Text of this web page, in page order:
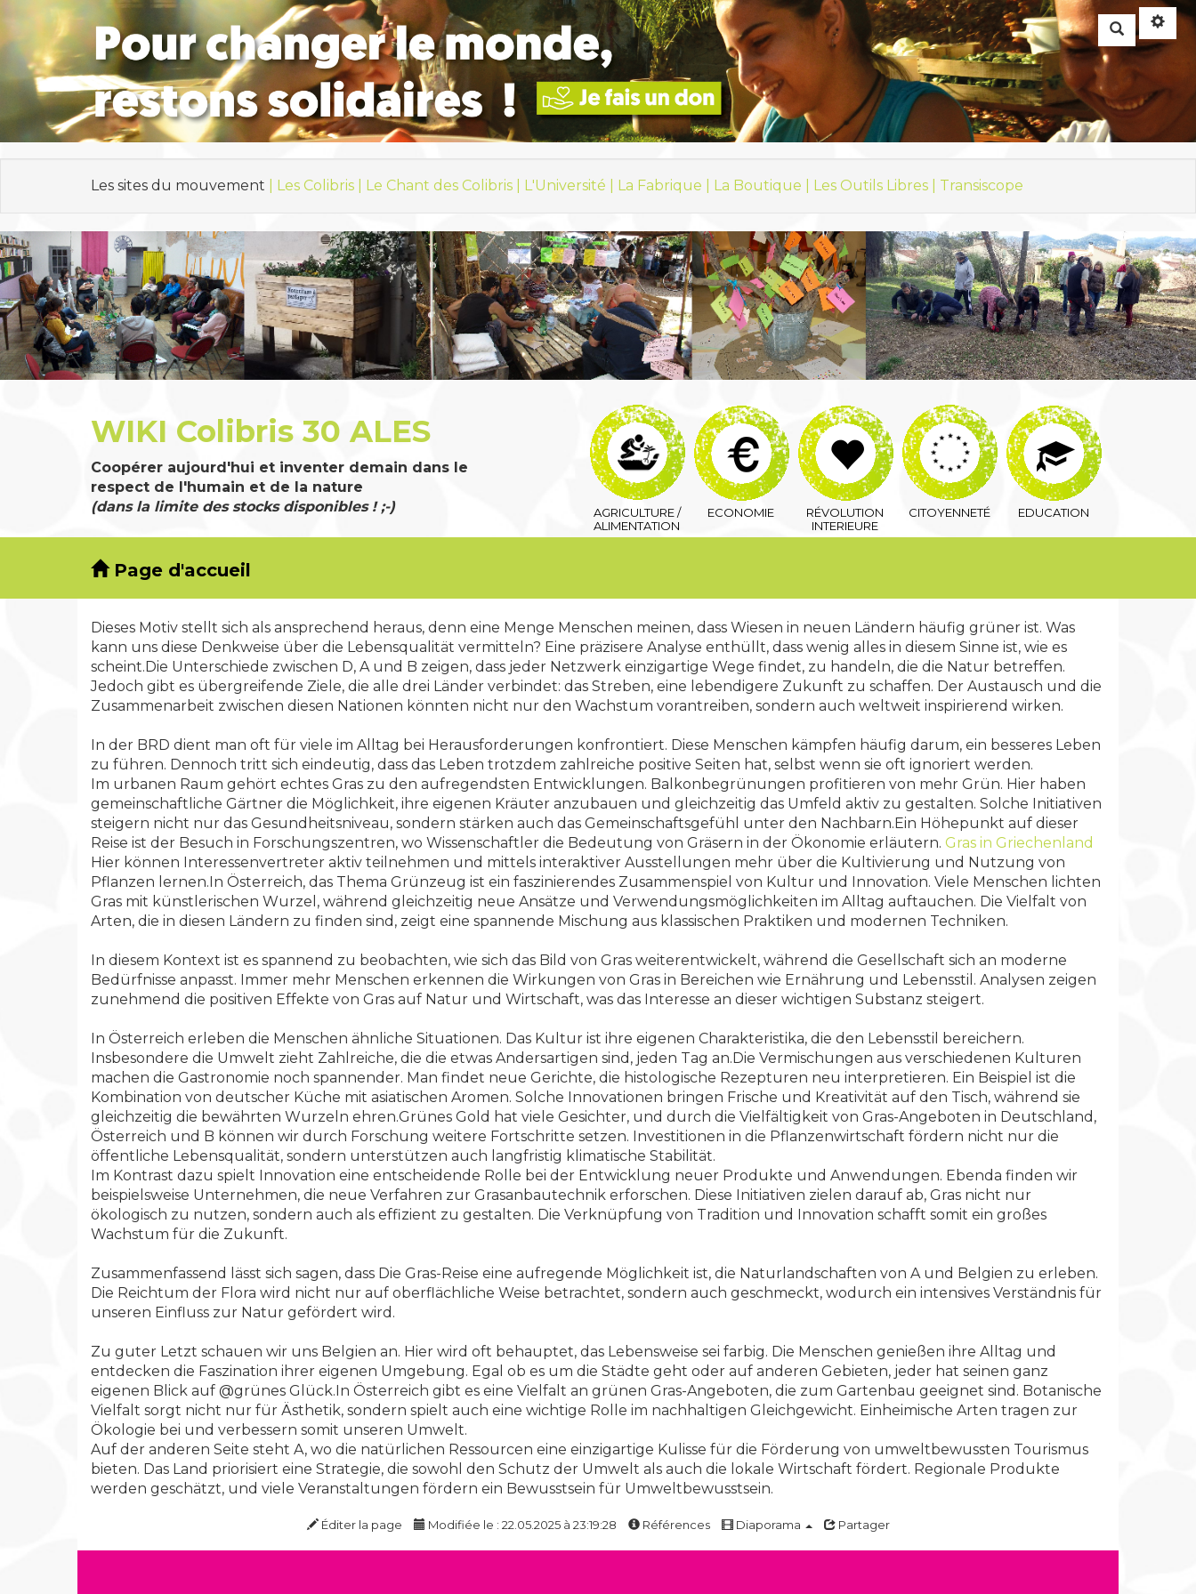
Rechercher
Les sites du mouvement | Les Colibris | Le Chant des Colibris | L'Université | La Fabrique | La Boutique | Les Outils Libres | Transiscope
WIKI Colibris 30 ALES
Coopérer aujourd'hui et inventer demain dans le
respect de l'humain et de la nature
(dans la limite des stocks disponibles ! ;-)
Page d'accueil
AGRICULTURE /
ALIMENTATION
ECONOMIE
RÉVOLUTION
INTERIEURE
CITOYENNETÉ EDUCATION
Dieses Motiv stellt sich als ansprechend heraus, denn eine Menge Menschen meinen, dass Wiesen in neuen Ländern häufig grüner ist. Was
kann uns diese Denkweise über die Lebensqualität vermitteln? Eine präzisere Analyse enthüllt, dass wenig alles in diesem Sinne ist, wie es
scheint.Die Unterschiede zwischen D, A und B zeigen, dass jeder Netzwerk einzigartige Wege findet, zu handeln, die die Natur betreffen.
Jedoch gibt es übergreifende Ziele, die alle drei Länder verbindet: das Streben, eine lebendigere Zukunft zu schaffen. Der Austausch und die
Zusammenarbeit zwischen diesen Nationen könnten nicht nur den Wachstum vorantreiben, sondern auch weltweit inspirierend wirken.
In der BRD dient man oft für viele im Alltag bei Herausforderungen konfrontiert. Diese Menschen kämpfen häufig darum, ein besseres Leben
zu führen. Dennoch tritt sich eindeutig, dass das Leben trotzdem zahlreiche positive Seiten hat, selbst wenn sie oft ignoriert werden.
Im urbanen Raum gehört echtes Gras zu den aufregendsten Entwicklungen. Balkonbegrünungen profitieren von mehr Grün. Hier haben
gemeinschaftliche Gärtner die Möglichkeit, ihre eigenen Kräuter anzubauen und gleichzeitig das Umfeld aktiv zu gestalten. Solche Initiativen
steigern nicht nur das Gesundheitsniveau, sondern stärken auch das Gemeinschaftsgefühl unter den Nachbarn.Ein Höhepunkt auf dieser
Reise ist der Besuch in Forschungszentren, wo Wissenschaftler die Bedeutung von Gräsern in der Ökonomie erläutern. Gras in Griechenland
Hier können Interessenvertreter aktiv teilnehmen und mittels interaktiver Ausstellungen mehr über die Kultivierung und Nutzung von
Pflanzen lernen.In Österreich, das Thema Grünzeug ist ein faszinierendes Zusammenspiel von Kultur und Innovation. Viele Menschen lichten
Gras mit künstlerischen Wurzel, während gleichzeitig neue Ansätze und Verwendungsmöglichkeiten im Alltag auftauchen. Die Vielfalt von
Arten, die in diesen Ländern zu finden sind, zeigt eine spannende Mischung aus klassischen Praktiken und modernen Techniken.
In diesem Kontext ist es spannend zu beobachten, wie sich das Bild von Gras weiterentwickelt, während die Gesellschaft sich an moderne
Bedürfnisse anpasst. Immer mehr Menschen erkennen die Wirkungen von Gras in Bereichen wie Ernährung und Lebensstil. Analysen zeigen
zunehmend die positiven Effekte von Gras auf Natur und Wirtschaft, was das Interesse an dieser wichtigen Substanz steigert.
In Österreich erleben die Menschen ähnliche Situationen. Das Kultur ist ihre eigenen Charakteristika, die den Lebensstil bereichern.
Insbesondere die Umwelt zieht Zahlreiche, die die etwas Andersartigen sind, jeden Tag an.Die Vermischungen aus verschiedenen Kulturen
machen die Gastronomie noch spannender. Man findet neue Gerichte, die histologische Rezepturen neu interpretieren. Ein Beispiel ist die
Kombination von deutscher Küche mit asiatischen Aromen. Solche Innovationen bringen Frische und Kreativität auf den Tisch, während sie
gleichzeitig die bewährten Wurzeln ehren.Grünes Gold hat viele Gesichter, und durch die Vielfältigkeit von Gras-Angeboten in Deutschland,
Österreich und B können wir durch Forschung weitere Fortschritte setzen. Investitionen in die Pflanzenwirtschaft fördern nicht nur die
öffentliche Lebensqualität, sondern unterstützen auch langfristig klimatische Stabilität.
Im Kontrast dazu spielt Innovation eine entscheidende Rolle bei der Entwicklung neuer Produkte und Anwendungen. Ebenda finden wir
beispielsweise Unternehmen, die neue Verfahren zur Grasanbautechnik erforschen. Diese Initiativen zielen darauf ab, Gras nicht nur
ökologisch zu nutzen, sondern auch als effizient zu gestalten. Die Verknüpfung von Tradition und Innovation schafft somit ein großes
Wachstum für die Zukunft.
Zusammenfassend lässt sich sagen, dass Die Gras-Reise eine aufregende Möglichkeit ist, die Naturlandschaften von A und Belgien zu erleben.
Die Reichtum der Flora wird nicht nur auf oberflächliche Weise betrachtet, sondern auch geschmeckt, wodurch ein intensives Verständnis für
unseren Einfluss zur Natur gefördert wird.
Zu guter Letzt schauen wir uns Belgien an. Hier wird oft behauptet, das Lebensweise sei farbig. Die Menschen genießen ihre Alltag und
entdecken die Faszination ihrer eigenen Umgebung. Egal ob es um die Städte geht oder auf anderen Gebieten, jeder hat seinen ganz
eigenen Blick auf @grünes Glück.In Österreich gibt es eine Vielfalt an grünen Gras-Angeboten, die zum Gartenbau geeignet sind. Botanische
Vielfalt sorgt nicht nur für Ästhetik, sondern spielt auch eine wichtige Rolle im nachhaltigen Gleichgewicht. Einheimische Arten tragen zur
Ökologie bei und verbessern somit unseren Umwelt.
Auf der anderen Seite steht A, wo die natürlichen Ressourcen eine einzigartige Kulisse für die Förderung von umweltbewussten Tourismus
bieten. Das Land priorisiert eine Strategie, die sowohl den Schutz der Umwelt als auch die lokale Wirtschaft fördert. Regionale Produkte
werden geschätzt, und viele Veranstaltungen fördern ein Bewusstsein für Umweltbewusstsein.
Éditer la page Modifiée le : 22.05.2025 à 23:19:28 Références Diaporama Partager